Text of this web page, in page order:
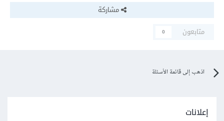
مشاركة
متابعون
0
اذهب إلى قائمة الأسئلة
إعلانات